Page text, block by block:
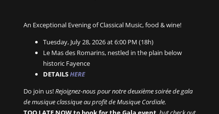
An Exceptional Evening of Classical Music, food & wine!
Tuesday, July 28, 2026 at 6:00 PM (18h)
Le Mas des Romarins, nestled in the plain below
historic Fayence
DETAILSHERE
Do join us!Rejoignez-nous pour notre deuxième soirée de gala
de musique classique au profit de Musique Cordiale.